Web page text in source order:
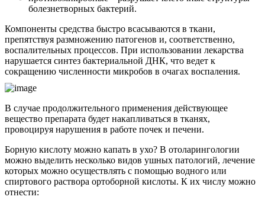
болезнетворных бактерий.
Компоненты средства быстро всасываются в ткани,
препятствуя размножению патогенов и, соответственно,
воспалительных процессов. При использовании лекарства
нарушается синтез бактериальной ДНК, что ведет к
сокращению численности микробов в очагах воспаления.
В случае продолжительного применения действующее
вещество препарата будет накапливаться в тканях,
провоцируя нарушения в работе почек и печени.
Борную кислоту можно капать в ухо? В отоларингологии
можно выделить несколько видов ушных патологий, лечение
которых можно осуществлять с помощью водного или
спиртового раствора ортоборной кислоты. К их числу можно
отнести: